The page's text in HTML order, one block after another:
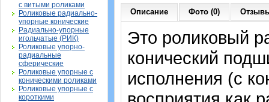
с витыми роликами
Роликовые радиально-
упорные конические
Радиально-упорные
игольчатые (РИК)
Роликовые упорно-
радиальные
сферические
Роликовые упорные с
коническими роликами
Роликовые упорные с
короткими
Описание Фото (0)
Это роликовый
конический
исполнения (с